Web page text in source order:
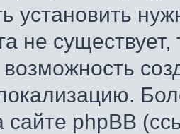
установить
не
сайте phpBB